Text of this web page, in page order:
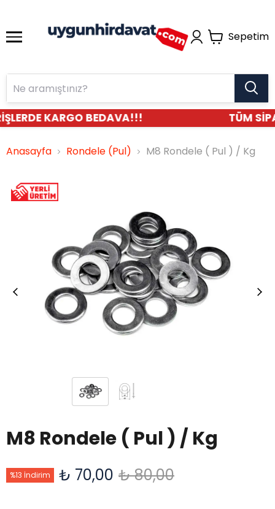
Sepetim
KARGO BEDAVA!!! TÜM
Anasayfa Rondele (Pul) M8 Rondele ( Pul ) / Kg
M8 Rondele ( Pul ) / Kg
%13 İndirim ₺ 70,00 ₺ 80,00